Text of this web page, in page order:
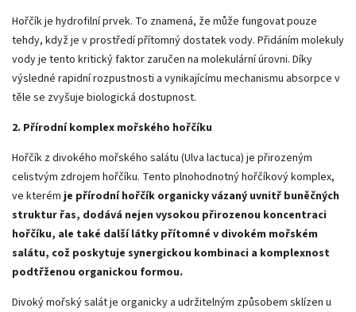
Hořčík je hydrofilní prvek. To znamená, že může fungovat pouze
tehdy, když je v prostředí přítomný dostatek vody. Přidáním molekuly
vody je tento kritický faktor zaručen na molekulární úrovni. Díky
výsledné rapidní rozpustnosti a vynikajícímu mechanismu absorpce v
těle se zvyšuje biologická dostupnost.
2. Přírodní komplex mořského hořčíku
Hořčík z divokého mořského salátu (Ulva lactuca) je přirozeným
celistvým zdrojem hořčíku. Tento plnohodnotný hořčíkový komplex,
ve kterém je přírodní hořčík organicky vázaný uvnitř buněčných
struktur řas, dodává nejen vysokou přirozenou koncentraci
hořčíku, ale také další látky přítomné v divokém mořském
salátu, což poskytuje synergickou kombinaci a komplexnost
podtřženou organickou formou.
Divoký mořský salát je organicky a udržitelným způsobem sklízen u